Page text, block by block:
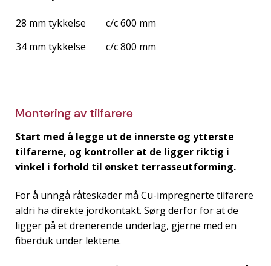
28 mm tykkelse
c/c 600 mm
34 mm tykkelse
c/c 800 mm
Montering av tilfarere
Start med å legge ut de innerste og ytterste
tilfarerne, og kontroller at de ligger riktig i
vinkel i forhold til ønsket terrasseutforming.
For å unngå råteskader må Cu-impregnerte tilfarere
aldri ha direkte jordkontakt. Sørg derfor for at de
ligger på et drenerende underlag, gjerne med en
fiberduk under lektene.